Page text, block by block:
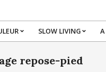
SLOW LIVING A
repose-pied